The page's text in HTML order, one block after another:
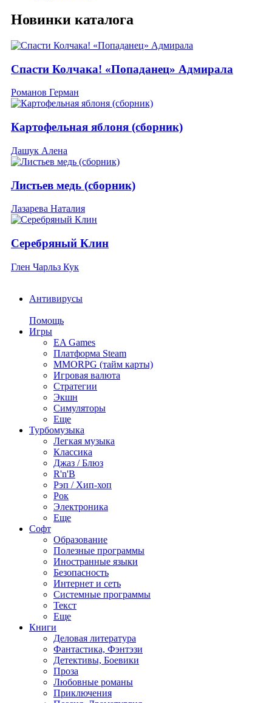
Новинки каталога
Спасти Колчака! «Попаданец» Адмирала
Романов Герман
Картофельная яблоня (сборник)
Дашук Алена
Листьев медь (сборник)
Лазарева Наталия
Серебряный Клин
Глен Чарльз Кук
Антивирусы
Помощь
Игры
EA Games
Платформа Steam
MMORPG (тайм карты)
Игровая валюта
Стратегии
Экшн
Симуляторы
Еще
Турбомузыка
Легкая музыка
Классика
Джаз / Блюз
R'n'B
Рэп / Хип-хоп
Рок
Электроника
Еще
Софт
Образование
Полезные программы
Иностранные языки
Безопасность
Интернет и сеть
Системные программы
Текст
Еще
Книги
Деловая литература
Фантастика, Фэнтэзи
Детективы, Боевики
Проза
Любовные романы
Приключения